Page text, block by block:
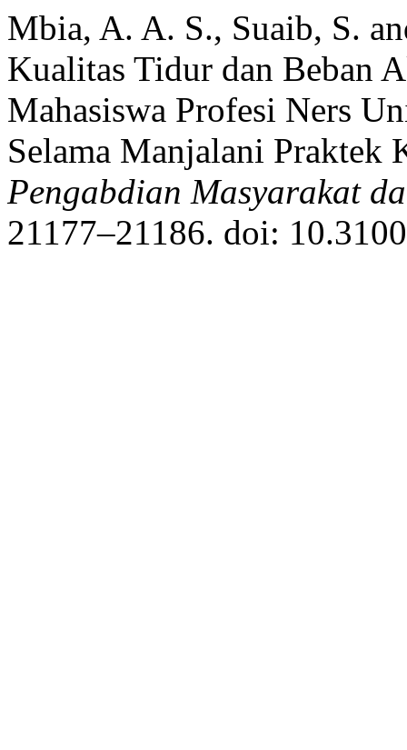
Mbia, A. A. S., Suaib, S.
Kualitas Tidur dan Beban
Mahasiswa Profesi Ners
Selama Manjalani
Pengabdian Masyarakat
21177–21186. doi: